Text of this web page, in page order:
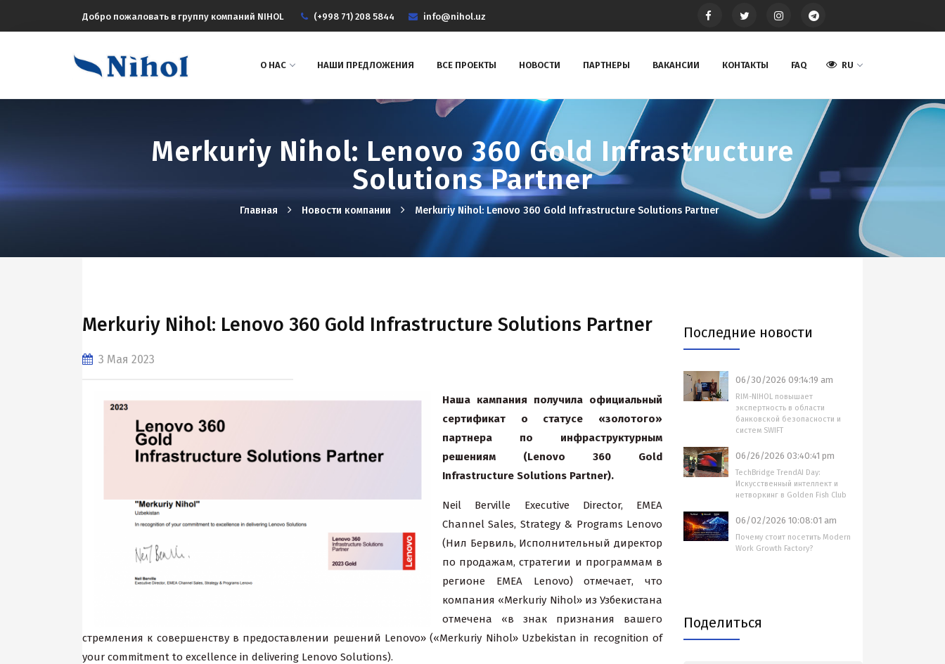
Добро пожаловать в группу компаний NIHOL (+998 71) 208 5844 info@nihol.uz
О НАС НАШИ ПРЕДЛОЖЕНИЯ ВСЕ ПРОЕКТЫ НОВОСТИ ПАРТНЕРЫ ВАКАНСИИ КОНТАКТЫ FAQ RU
Merkuriy Nihol: Lenovo 360 Gold Infrastructure
Solutions Partner
Главная Новости компании Merkuriy Nihol: Lenovo 360 Gold Infrastructure Solutions Partner
Merkuriy Nihol: Lenovo 360 Gold Infrastructure Solutions Partner
3 Мая 2023
Наша кампания получила официальный
сертификат о статусе «золотого»
партнера по инфраструктурным
решениям (Lenovo 360 Gold
Infrastructure Solutions Partner).
Neil Berville Executive Director, EMEA
Channel Sales, Strategy & Programs Lenovо
(Нил Бервиль, Исполнительный директор
по продажам, стратегии и программам в
регионе EMEA Lenovo) отмечает, что
компания «Merkuriy Nihol» из Узбекистана
отмечена «в знак признания вашего
стремления к совершенству в предоставлении решений Lenovo» («Merkuriy Nihol» Uzbekistan in recognition of
your commitment to excellence in delivering Lenovo Solutions).
Последние новости
06/30/2026 09:14:19 am
RIM-NIHOL повышает
экспертность в области
банковской безопасности и
систем SWIFT
06/26/2026 03:40:41 pm
TechBridge TrendAI Day:
Искусственный интеллект и
нетворкинг в Golden Fish Club
06/02/2026 10:08:01 am
Почему стоит посетить Modern
Work Growth Factory?
Поделиться